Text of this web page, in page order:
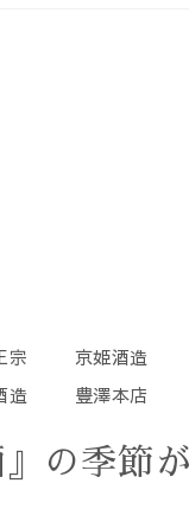
宗 京姫酒造
造 豊澤本店
の季節